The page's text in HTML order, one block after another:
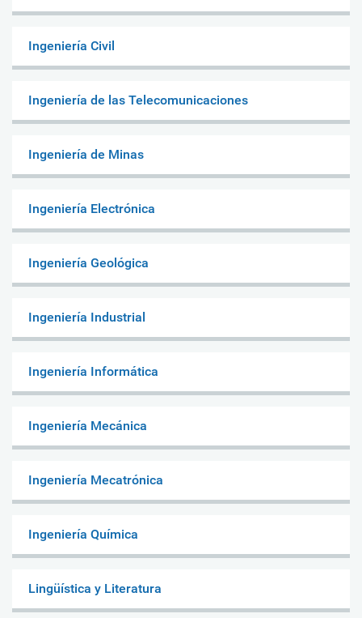
Ingeniería Civil
Ingeniería de las Telecomunicaciones
Ingeniería de Minas
Ingeniería Electrónica
Ingeniería Geológica
Ingeniería Industrial
Ingeniería Informática
Ingeniería Mecánica
Ingeniería Mecatrónica
Ingeniería Química
Lingüística y Literatura